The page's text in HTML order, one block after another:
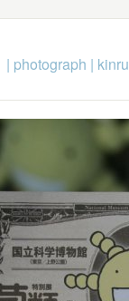
| photograph |